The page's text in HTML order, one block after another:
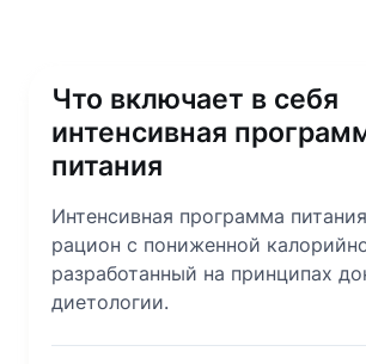
Что включает в себя
интенсивная
питания
Интенсивная программа
рацион с пониженной
разработанный на принципах
диетологии.